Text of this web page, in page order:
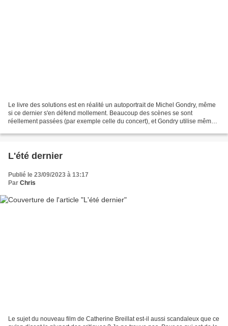
Le livre des solutions est en réalité un autoportrait de Michel Gondry, même
si ce dernier s'en défend mollement. Beaucoup des scènes se sont
réellement passées (par exemple celle du concert), et Gondry utilise même
L'été dernier
Publié le 23/09/2023 à 13:17
Par Chris
Le sujet du nouveau film de Catherine Breillat est-il aussi scandaleux que ce